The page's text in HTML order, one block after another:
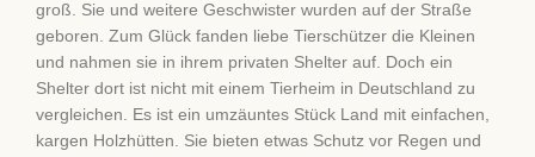
groß. Sie und weitere Geschwister wurden auf der Straße
geboren. Zum Glück fanden liebe Tierschützer die Kleinen
und nahmen sie in ihrem privaten Shelter auf. Doch ein
Shelter dort ist nicht mit einem Tierheim in Deutschland zu
vergleichen. Es ist ein umzäuntes Stück Land mit einfachen,
kargen Holzhütten. Sie bieten etwas Schutz vor Regen und